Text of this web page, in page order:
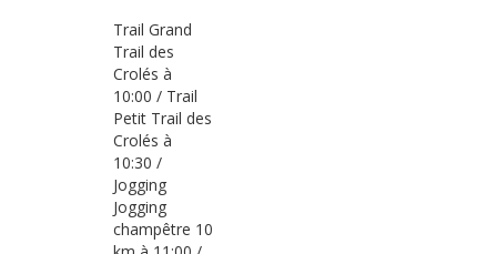
Trail Grand
Trail des
Crolés à
10:00 / Trail
Petit Trail des
Crolés à
10:30 /
Jogging
Jogging
champêtre 10